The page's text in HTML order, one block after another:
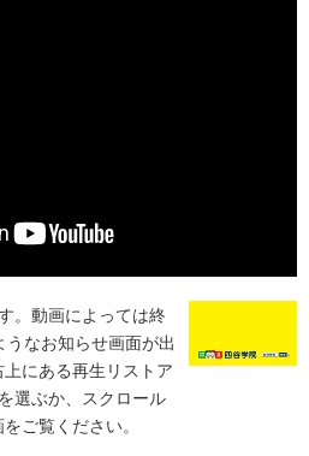
。動画によっては終
なお知らせ画面が出
にある再生リストア
選ぶか、スクロール
ご覧ください。